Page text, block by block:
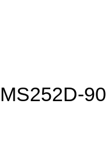
MS252D-90